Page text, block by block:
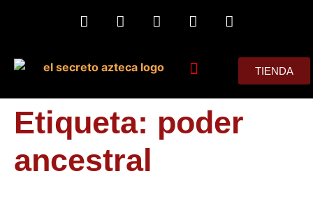
TIENDA
Etiqueta: poder
ancestral